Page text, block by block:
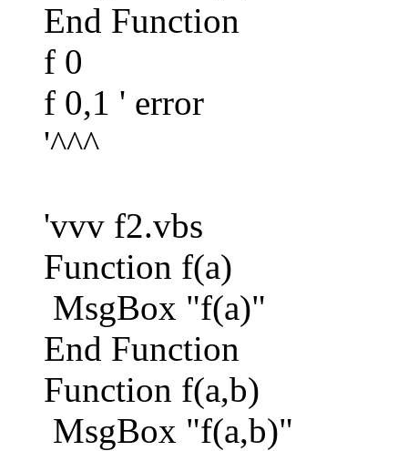
End Function
f 0
f 0,1 ' error
'^^^
'vvv f2.vbs
Function f(a)
MsgBox "f(a)"
End Function
Function f(a,b)
MsgBox "f(a,b)"